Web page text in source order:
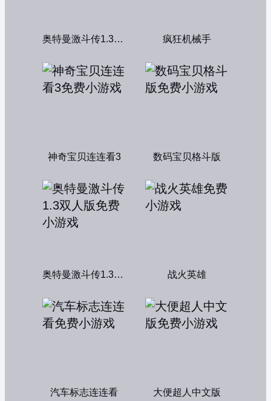
奥特曼激斗传1.3双人无敌版 疯狂机械手
神奇宝贝连连看3 数码宝贝格斗版
奥特曼激斗传1.3双人版 战火英雄
汽车标志连连看 大便超人中文版